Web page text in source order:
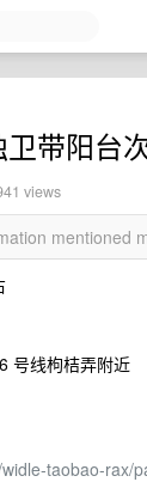
带阳台
views
mentioned
号线枸桔弄附近
taobao-rax/